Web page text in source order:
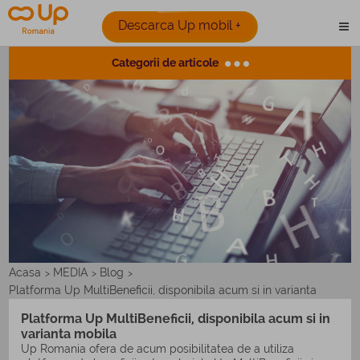
Descarca Up mobil +
Categorii de articole
Acasa > MEDIA > Blog >
Platforma Up MultiBeneficii, disponibila acum si in varianta
Platforma Up MultiBeneficii, disponibila acum si in
varianta mobila
Up Romania ofera de acum posibilitatea de a utiliza